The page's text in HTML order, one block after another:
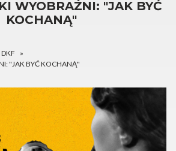
WYOBRAŹNI: "JAK BYĆ
KOCHANĄ"
DKF
"JAK BYĆ KOCHANĄ"